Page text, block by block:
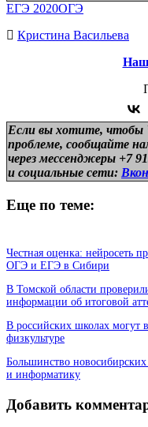
ЕГЭ 2020ОГЭ
Кристина Васильева
Если вы хотите,
проблеме, сообщайте
через мессенджеры +7
и социальные сети:
Еще по теме:
Честная оценка: нейросеть
ОГЭ и ЕГЭ в Сибири
В Томской области
информации об итоговой
В российских школах могут
физкультуре
Большинство
и информатику
Добавить